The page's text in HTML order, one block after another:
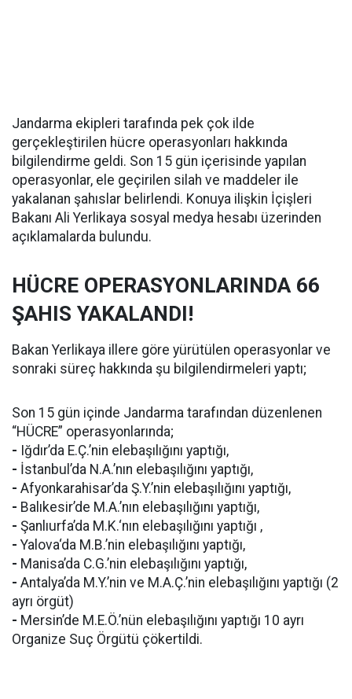
Jandarma ekipleri tarafında pek çok ilde
gerçekleştirilen hücre operasyonları hakkında
bilgilendirme geldi. Son 15 gün içerisinde yapılan
operasyonlar, ele geçirilen silah ve maddeler ile
yakalanan şahıslar belirlendi. Konuya ilişkin İçişleri
Bakanı Ali Yerlikaya sosyal medya hesabı üzerinden
açıklamalarda bulundu.
HÜCRE OPERASYONLARINDA 66
ŞAHIS YAKALANDI!
Bakan Yerlikaya illere göre yürütülen operasyonlar ve
sonraki süreç hakkında şu bilgilendirmeleri yaptı;
Son 15 gün içinde Jandarma tarafından düzenlenen
“HÜCRE” operasyonlarında;
- Iğdır’da E.Ç.’nin elebaşılığını yaptığı,
- İstanbul’da N.A.’nın elebaşılığını yaptığı,
- Afyonkarahisar’da Ş.Y.’nin elebaşılığını yaptığı,
- Balıkesir’de M.A.’nın elebaşılığını yaptığı,
- Şanlıurfa’da M.K.‘nın elebaşılığını yaptığı ,
- Yalova‘da M.B.’nin elebaşılığını yaptığı,
- Manisa’da C.G.’nin elebaşılığını yaptığı,
- Antalya’da M.Y.’nin ve M.A.Ç.’nin elebaşılığını yaptığı (2
ayrı örgüt)
- Mersin’de M.E.Ö.’nün elebaşılığını yaptığı 10 ayrı
Organize Suç Örgütü çökertildi.